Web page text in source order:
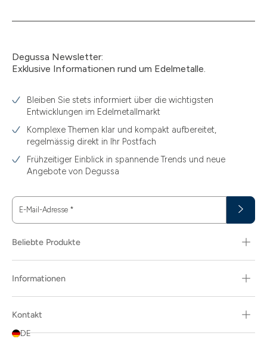
3.05
3.11
3.12
3.44
3.58
3.66
30
Degussa Newsletter:
Exklusive Informationen rund um Edelmetalle.
Bleiben Sie stets informiert über die wichtigsten
Entwicklungen im Edelmetallmarkt
Komplexe Themen klar und kompakt aufbereitet,
regelmässig direkt in Ihr Postfach
Frühzeitiger Einblick in spannende Trends und neue
Angebote von Degussa
E-Mail-Adresse *
Beliebte Produkte
Informationen
Kontakt
DE